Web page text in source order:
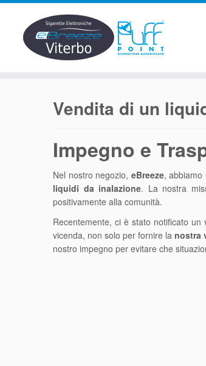
Vendita di un
Impegno e
Nel nostro negozio, eBreeze, abbiamo
liquidi da inalazione. La nostra
positivamente alla comunità.
Recentemente, ci è stato notificato
vicenda, non solo per fornire la nostra
nostro impegno per evitare che